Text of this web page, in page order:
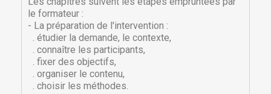
le formateur :
- La préparation de l'intervention :
. étudier la demande, le contexte,
. connaître les participants,
. fixer des objectifs,
. organiser le contenu,
. choisir les méthodes.